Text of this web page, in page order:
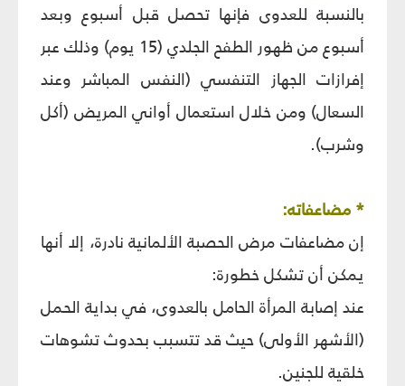
بالنسبة للعدوى فإنها تحصل قبل أسبوع وبعد
أسبوع من ظهور الطفح الجلدي (15 يوم) وذلك عبر
إفرازات الجهاز التنفسي (النفس المباشر وعند
السعال) ومن خلال استعمال أواني المريض (أكل
وشرب).
* مضاعفاته:
إن مضاعفات مرض الحصبة الألمانية نادرة، إلا أنها
يمكن أن تشكل خطورة:
عند إصابة المرأة الحامل بالعدوى، في بداية الحمل
(الأشهر الأولى) حيث قد تتسبب بحدوث تشوهات
خلقية للجنين.